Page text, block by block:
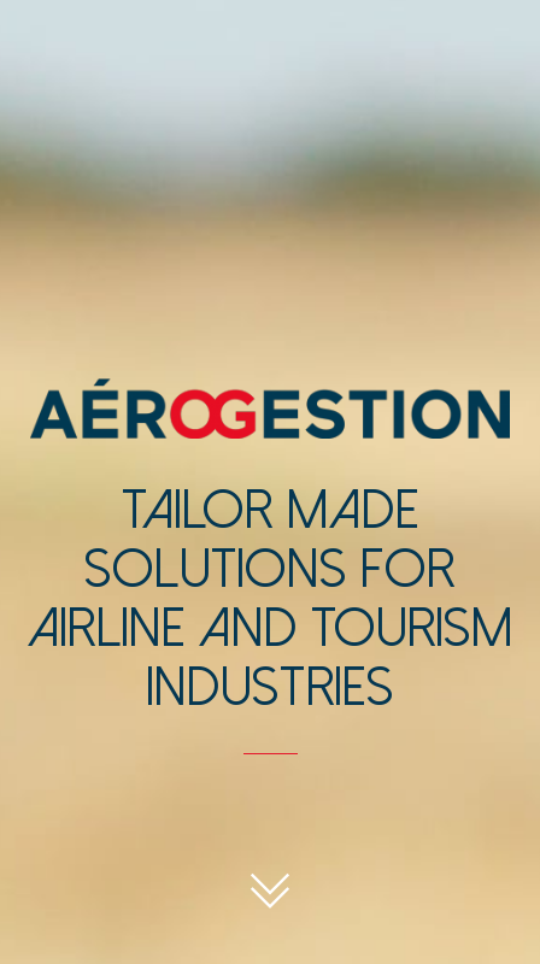
TAILOR MADE
SOLUTIONS FOR
AIRLINE AND TOURISM
INDUSTRIES